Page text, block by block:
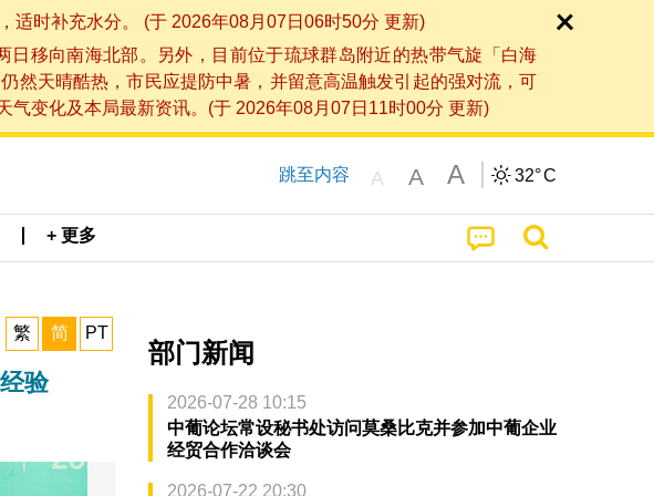
适时补充水分。 (于 2026年08月07日06时50分 更新)
移向南海北部。另外，目前位于琉球群岛附近的热带气旋「白海
然天晴酷热，市民应提防中暑，并留意高温触发引起的强对流，可
变化及本局最新资讯。(于 2026年08月07日11时00分 更新)
跳至内容 A A A 32°C
+ 更多
繁 简 PT
验
部门新闻
2026-07-28 10:15
中葡论坛常设秘书处访问莫桑比克并参加中葡企业
经贸合作洽谈会
2026-07-22 20:30